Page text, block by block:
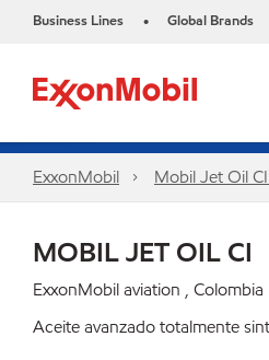
Business Lines • Global Brands
ExxonMobil Mobil Jet Oil
MOBIL JET OIL CI​
ExxonMobil aviation , Colombia
Aceite avanzado totalmente